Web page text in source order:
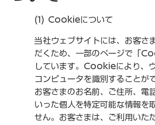
(1) Cookieについて
当社ウェブサイトには、お客さ
だくため、一部のページで「
しています。Cookieにより、
コンピュータを識別することが
お客さまのお名前、ご住所、電
いった個人を特定可能な情報を
せん。お客さまは、ご利用いた